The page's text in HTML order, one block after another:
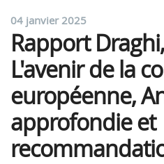
04 janvier 2025
Rapport
L'avenir de la
européenne,
approfondie et